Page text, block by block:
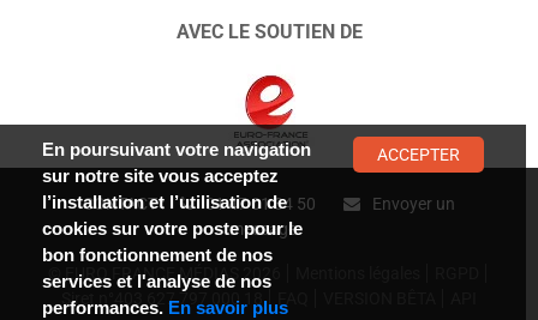
AVEC LE SOUTIEN DE
CONTACT : 01 47 01 34 50
Envoyer un
message
© EURO FRANCE MÉDIAS 2026
Siret n°403 627 797 000 18
En poursuivant votre navigation
sur notre site vous acceptez
l’installation et l’utilisation de
cookies sur votre poste pour le
bon fonctionnement de nos
services et l'analyse de nos
performances. En savoir plus
ACCEPTER